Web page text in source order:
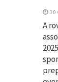
30
A